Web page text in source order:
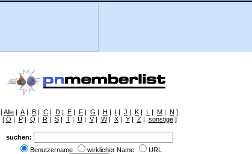
[Alle | A | B | C | D | E | F | G | H | I | J | K | L | M | N ]
[ O | P| Q | R| S| T| U| V| W| X| Y| Z| sonstige]
suchen:
Benutzername
wirklicher Name URL